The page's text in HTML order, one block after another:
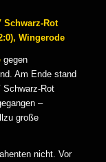
Rot
Wingerode
gegen
Am Ende stand
Schwarz-Rot
–
große
nicht. Vor